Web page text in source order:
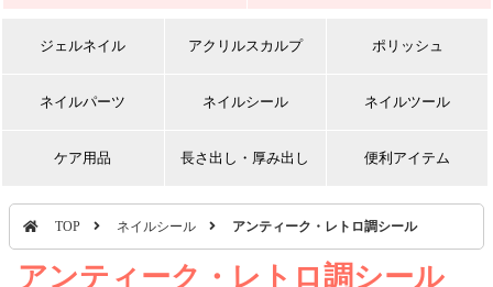
ジェルネイル アクリルスカルプ ポリッシュ
ネイルパーツ ネイルシール ネイルツール
ケア用品 長さ出し・厚み出し 便利アイテム
TOP ネイルシール アンティーク・レトロ調シール
アンティーク・レトロ調シール